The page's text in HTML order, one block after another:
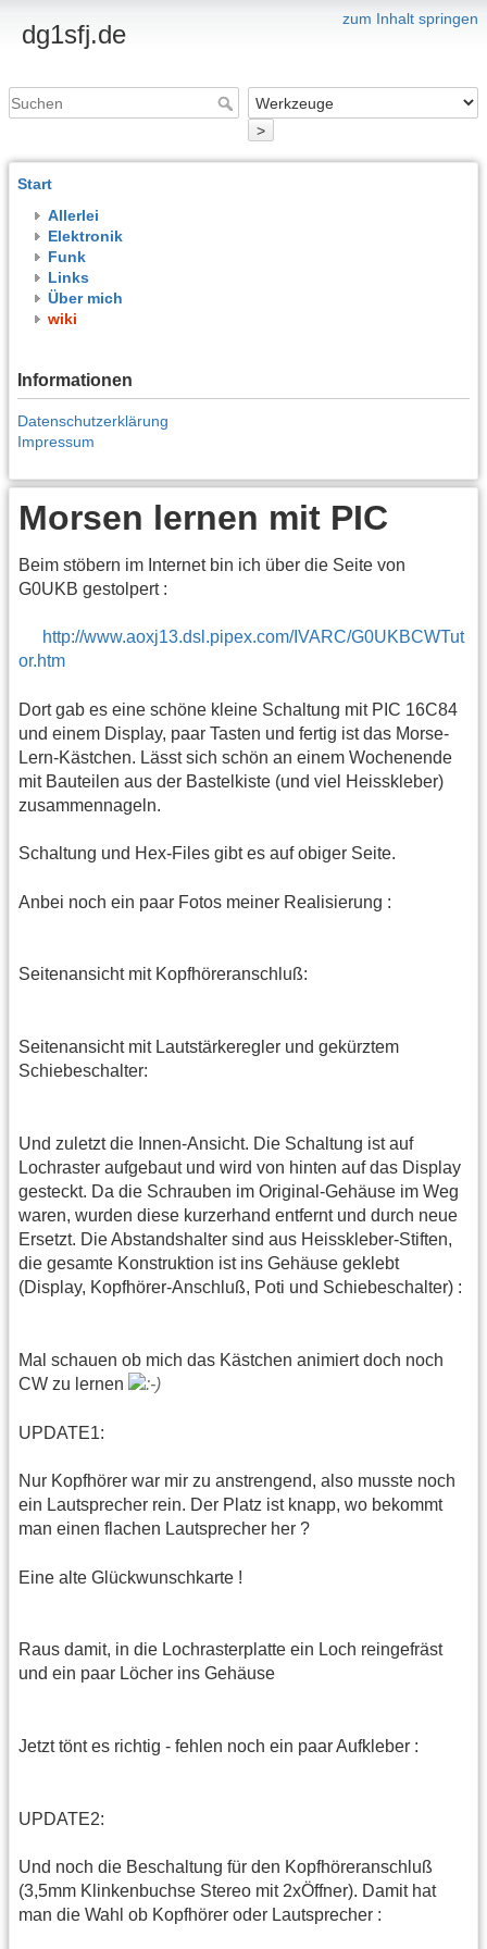
zum Inhalt springen
dg1sfj.de
>
Start
Allerlei
Elektronik
Funk
Links
Über mich
wiki
Informationen
Datenschutzerklärung
Impressum
Morsen lernen mit PIC
Beim stöbern im Internet bin ich über die Seite von
G0UKB gestolpert :
http://www.aoxj13.dsl.pipex.com/IVARC/G0UKBCWTut
or.htm
Dort gab es eine schöne kleine Schaltung mit PIC 16C84
und einem Display, paar Tasten und fertig ist das Morse-
Lern-Kästchen. Lässt sich schön an einem Wochenende
mit Bauteilen aus der Bastelkiste (und viel Heisskleber)
zusammennageln.
Schaltung und Hex-Files gibt es auf obiger Seite.
Anbei noch ein paar Fotos meiner Realisierung :
Seitenansicht mit Kopfhöreranschluß:
Seitenansicht mit Lautstärkeregler und gekürztem
Schiebeschalter:
Und zuletzt die Innen-Ansicht. Die Schaltung ist auf
Lochraster aufgebaut und wird von hinten auf das Display
gesteckt. Da die Schrauben im Original-Gehäuse im Weg
waren, wurden diese kurzerhand entfernt und durch neue
Ersetzt. Die Abstandshalter sind aus Heisskleber-Stiften,
die gesamte Konstruktion ist ins Gehäuse geklebt
(Display, Kopfhörer-Anschluß, Poti und Schiebeschalter) :
Mal schauen ob mich das Kästchen animiert doch noch
CW zu lernen
UPDATE1:
Nur Kopfhörer war mir zu anstrengend, also musste noch
ein Lautsprecher rein. Der Platz ist knapp, wo bekommt
man einen flachen Lautsprecher her ?
Eine alte Glückwunschkarte !
Raus damit, in die Lochrasterplatte ein Loch reingefräst
und ein paar Löcher ins Gehäuse
Jetzt tönt es richtig - fehlen noch ein paar Aufkleber :
UPDATE2:
Und noch die Beschaltung für den Kopfhöreranschluß
(3,5mm Klinkenbuchse Stereo mit 2xÖffner). Damit hat
man die Wahl ob Kopfhörer oder Lautsprecher :